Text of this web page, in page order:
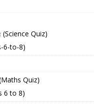
(Science Quiz)
6-to-8)
Quiz)
6 to 8)